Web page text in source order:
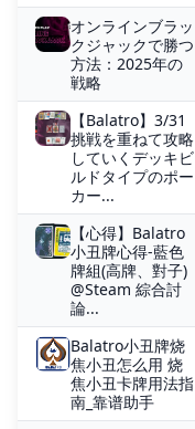
オンラインブラッ
クジャックで勝つ
方法：2025年の
戦略
【Balatro】3/31
挑戦を重ねて攻略
していくデッキビ
ルドタイプのポー
カー...
【心得】Balatro
小丑牌心得-藍色
牌組(高牌、對子)
@Steam 綜合討
論...
Balatro小丑牌烧
焦小丑怎么用 烧
焦小丑卡牌用法指
南_靠谱助手